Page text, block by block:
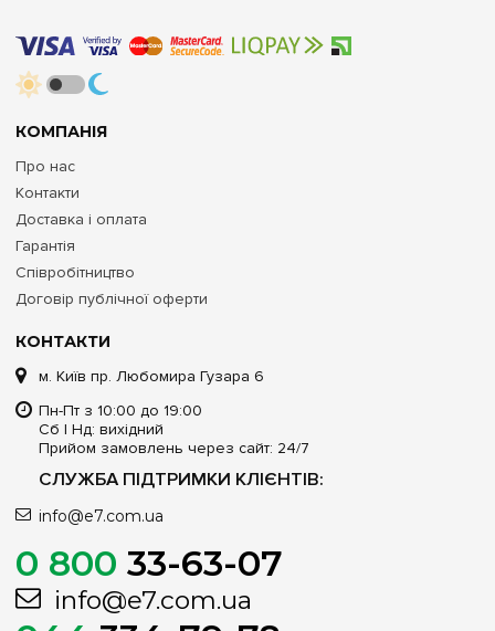
КОНТАКТИ
м. Київ пр. Любомира Гузара 6
Пн-Пт з 10:00 до 19:00
Сб | Нд: вихідний
Прийом замовлень через сайт: 24/7
СЛУЖБА ПІДТРИМКИ КЛІЄНТІВ:
info@e7.com.ua
0 800 33-63-07
info@e7.com.ua
КОМПАНІЯ
Про нас
Контакти
Доставка і оплата
Гарантія
Співробітництво
Договір публічної оферти